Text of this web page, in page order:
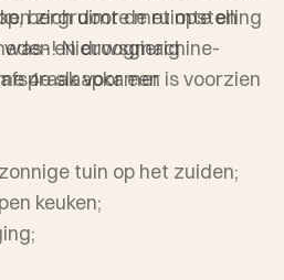
bergruimte met opstelling
en droogmachine-
4e slaapkamer is voorzien
zich door de ruimte en
Nieuwsgierig
voor een
tuin op het zuiden;
keuken;